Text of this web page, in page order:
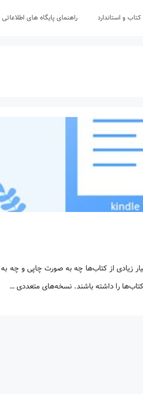
و استاندارد راهنمای پایگاه های اطلاعاتی
کتاب‌ها را داشته باشند. نسخه‌های متعددی …